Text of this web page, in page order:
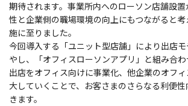
期待されます。事業所内へのローソン店舗設
性と企業側の職場環境の向上にもつながると
施に至りました。
今回導入する「ユニット型店舗」により出店
やし、「オフィスローソンアプリ」と組み合
出店をオフィス向けに事業化、他企業のオフ
大していくことで、お客さまのさらなる利便
きます。